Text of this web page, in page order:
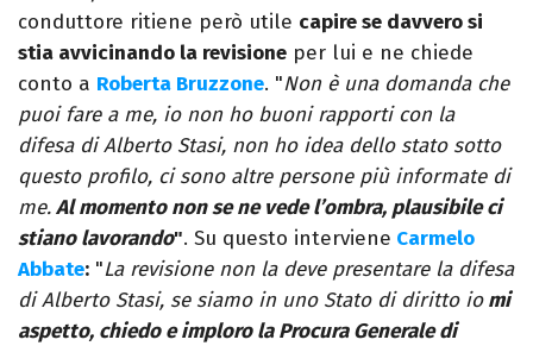
conduttore ritiene però utile capire se davvero si
stia avvicinando la revisione per lui e ne chiede
conto a Roberta Bruzzone. "Non è una domanda che
puoi fare a me, io non ho buoni rapporti con la
difesa di Alberto Stasi, non ho idea dello stato sotto
questo profilo, ci sono altre persone più informate di
me.Al momento non se ne vede l’ombra, plausibile ci
stiano lavorando". Su questo interviene Carmelo
Abbate: "La revisione non la deve presentare la difesa
di Alberto Stasi, se siamo in uno Stato di diritto iomi
aspetto, chiedo e imploro la Procura Generale di